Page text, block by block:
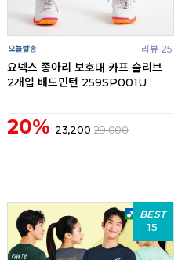
리뷰 25
요넥스 종아리 보호대 카프 슬리브
2개입 배드민턴 259SP001U
20% 23,200 29,000
BEST
15